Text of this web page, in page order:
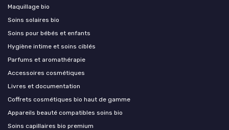
Maquillage bio
Soins solaires bio
Soins pour bébés et enfants
Hygiène intime et soins ciblés
Parfums et aromathérapie
Accessoires cosmétiques
Livres et documentation
Coffrets cosmétiques bio haut de gamme
Appareils beauté compatibles soins bio
Soins capillaires bio premium